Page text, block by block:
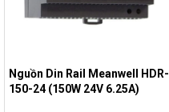
Nguồn Din Rail Meanwell HDR-
150-24 (150W 24V 6.25A)